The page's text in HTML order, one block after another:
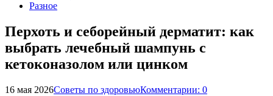
Разное
Перхоть и себорейный дерматит: как
выбрать лечебный шампунь с
кетоконазолом или цинком
16 мая 2026Советы по здоровьюКомментарии: 0